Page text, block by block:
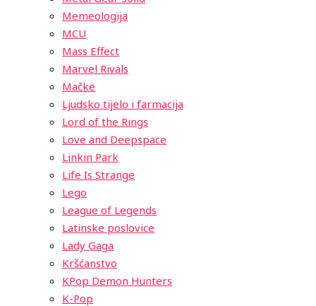
Memeologija
MCU
Mass Effect
Marvel Rivals
Mačke
Ljudsko tijelo i farmacija
Lord of the Rings
Love and Deepspace
Linkin Park
Life Is Strange
Lego
League of Legends
Latinske poslovice
Lady Gaga
Kršćanstvo
KPop Demon Hunters
K-Pop